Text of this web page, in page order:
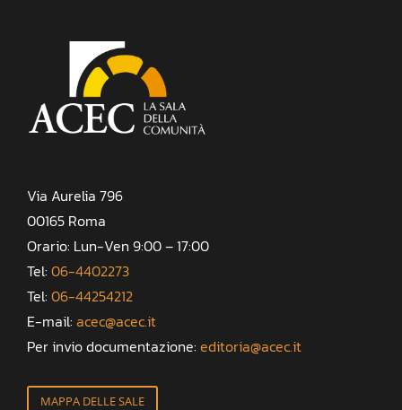
Via Aurelia 796
00165 Roma
Orario: Lun-Ven 9:00 – 17:00
Tel: 06-4402273
Tel: 06-44254212
E-mail: acec@acec.it
Per invio documentazione: editoria@acec.it
MAPPA DELLE SALE